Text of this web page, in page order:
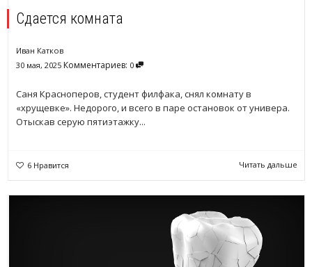
Сдается комната
Иван Катков
30 мая, 2025 Комментариев: 0
Саня Красноперов, студент филфака, снял комнату в
«хрущевке». Недорого, и всего в паре остановок от универа.
Отыскав серую пятиэтажку...
6 Нравится Читать дальше